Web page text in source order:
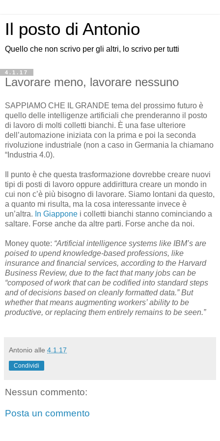
Il posto di Antonio
Quello che non scrivo per gli altri, lo scrivo per tutti
4.1.17
Lavorare meno, lavorare nessuno
SAPPIAMO CHE IL GRANDE tema del prossimo futuro è
quello delle intelligenze artificiali che prenderanno il posto
di lavoro di molti colletti bianchi. È una fase ulteriore
dell’automazione iniziata con la prima e poi la seconda
rivoluzione industriale (non a caso in Germania la chiamano
“Industria 4.0).
Il punto è che questa trasformazione dovrebbe creare nuovi
tipi di posti di lavoro oppure addirittura creare un mondo in
cui non c’è più bisogno di lavorare. Siamo lontani da questo,
a quanto mi risulta, ma la cosa interessante invece è
un’altra. In Giappone i colletti bianchi stanno cominciando a
saltare. Forse anche da altre parti. Forse anche da noi.
Money quote: “Artificial intelligence systems like IBM’s are
poised to upend knowledge-based professions, like
insurance and financial services, according to the Harvard
Business Review, due to the fact that many jobs can be
“composed of work that can be codified into standard steps
and of decisions based on cleanly formatted data.” But
whether that means augmenting workers’ ability to be
productive, or replacing them entirely remains to be seen.”
Antonio alle 4.1.17
Condividi
Nessun commento:
Posta un commento